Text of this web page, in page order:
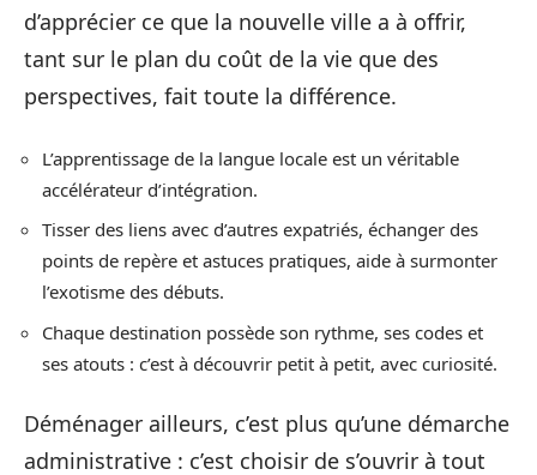
d’apprécier ce que la nouvelle ville a à offrir,
tant sur le plan du coût de la vie que des
perspectives, fait toute la différence.
L’apprentissage de la langue locale est un véritable
accélérateur d’intégration.
Tisser des liens avec d’autres expatriés, échanger des
points de repère et astuces pratiques, aide à surmonter
l’exotisme des débuts.
Chaque destination possède son rythme, ses codes et
ses atouts : c’est à découvrir petit à petit, avec curiosité.
Déménager ailleurs, c’est plus qu’une démarche
administrative : c’est choisir de s’ouvrir à tout